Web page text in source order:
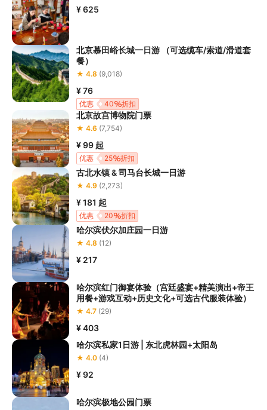
¥ 625
北京慕田峪长城一日游 （可选缆车/索道/滑道套
餐）
★ 4.8 (9,018)
¥ 76
40 折扣
优惠
北京故宫博物院门票
★ 4.6 (7,754)
¥ 99 起
25 折扣
优惠
古北水镇 & 司马台长城一日游
★ 4.9 (2,273)
¥ 181 起
20 折扣
优惠
哈尔滨伏尔加庄园一日游
★ 4.8 (12)
¥ 217
哈尔滨红门御宴体验（宫廷盛宴+精美演出+帝王
用餐+游戏互动+历史文化+可选古代服装体验）
★ 4.7 (29)
¥ 403
哈尔滨私家1日游 | 东北虎林园+太阳岛
★ 4.0 (4)
¥ 92
哈尔滨极地公园门票